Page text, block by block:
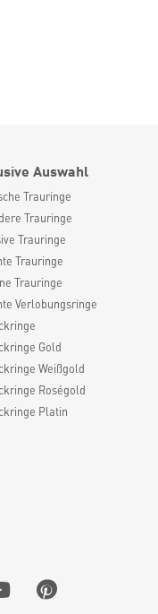
Auswahl
Trauringe
Trauringe
Trauringe
Trauringe
Trauringe
Verlobungsringe
Gold
Weißgold
Roségold
Platin